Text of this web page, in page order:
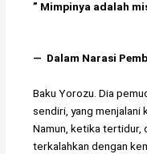
” Mimpinya adalah
― Dalam Narasi
Baku Yorozu. Dia
sendiri, yang menjalani
Namun, ketika tertidur,
terkalahkan dengan